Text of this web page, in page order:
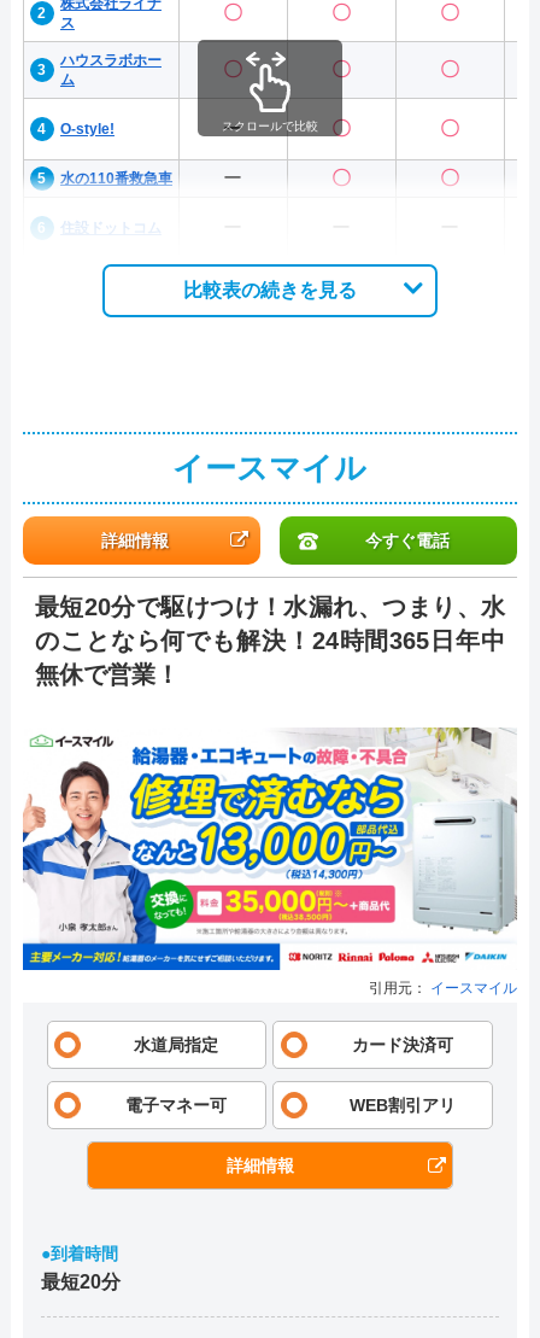
ス
〇 〇 〇
ハウスラボホー
ム
〇 〇 〇
O-style! ー 〇 〇
水の110番救急車 ー 〇 〇
住設ドットコム
スクロールで比較
比較表の続きを見る
イースマイル
詳細情報 今すぐ電話
最短20分で駆けつけ！水漏れ、つまり、水
のことなら何でも解決！24時間365日年中
無休で営業！
引用元： イースマイル
水道局指定 カード決済可
電子マネー可 WEB割引アリ
詳細情報
●到着時間
最短20分